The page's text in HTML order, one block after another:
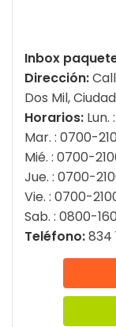
Inbox
Dirección:
Dos Mil,
Horarios: Lun.
Mar. : 0700-
Mié. : 0700-
Jue. : 0700-
Vie. : 0700-
Sab. : 0800-
Teléfono:834